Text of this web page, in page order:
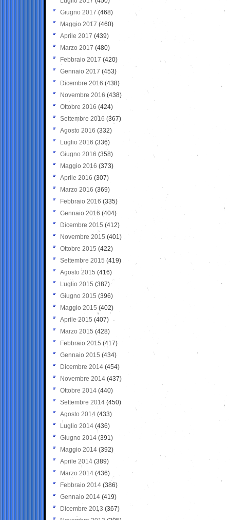
Giugno 2017 (468)
Maggio 2017 (460)
Aprile 2017 (439)
Marzo 2017 (480)
Febbraio 2017 (420)
Gennaio 2017 (453)
Dicembre 2016 (438)
Novembre 2016 (438)
Ottobre 2016 (424)
Settembre 2016 (367)
Agosto 2016 (332)
Luglio 2016 (336)
Giugno 2016 (358)
Maggio 2016 (373)
Aprile 2016 (307)
Marzo 2016 (369)
Febbraio 2016 (335)
Gennaio 2016 (404)
Dicembre 2015 (412)
Novembre 2015 (401)
Ottobre 2015 (422)
Settembre 2015 (419)
Agosto 2015 (416)
Luglio 2015 (387)
Giugno 2015 (396)
Maggio 2015 (402)
Aprile 2015 (407)
Marzo 2015 (428)
Febbraio 2015 (417)
Gennaio 2015 (434)
Dicembre 2014 (454)
Novembre 2014 (437)
Ottobre 2014 (440)
Settembre 2014 (450)
Agosto 2014 (433)
Luglio 2014 (436)
Giugno 2014 (391)
Maggio 2014 (392)
Aprile 2014 (389)
Marzo 2014 (436)
Febbraio 2014 (386)
Gennaio 2014 (419)
Dicembre 2013 (367)